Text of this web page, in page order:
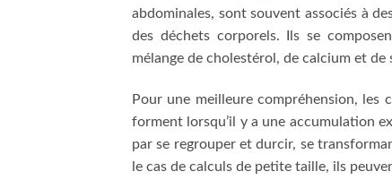
abdominales, sont souvent associés à
des déchets corporels. Ils se
mélange de cholestérol, de calcium et de
Pour une meilleure compréhension, les
forment lorsqu’il y a une accumulation
par se regrouper et durcir, se
le cas de calculs de petite taille, ils